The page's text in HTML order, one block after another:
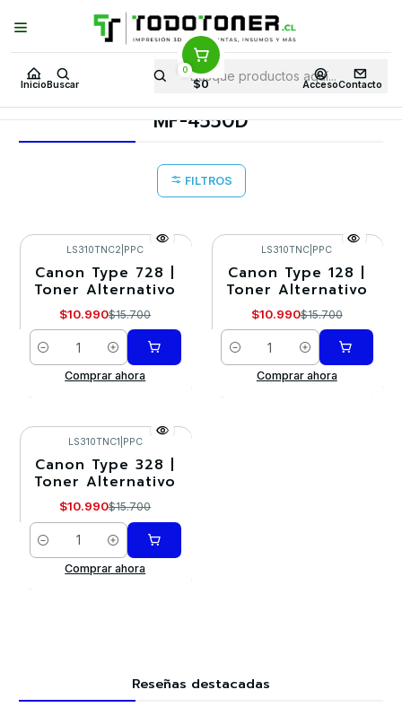
Inicio Buscar
0
$0 AccesoContacto
Puedes Elegir: Comprar enTienda· Despachoa Todo Chile · Retiro en
Tienda en24 Horas
Inicio Toner y tambor Toner Alternativo CANON
Equipos CANON
MF-4550D
FILTROS
-30%
LS310TNC2 PPC
Canon Type 728 |
Toner Alternativo
$10.990$15.700
Cantidad
Comprar ahora
-30%
LS310TNC PPC
Canon Type 128 |
Toner Alternativo
$10.990$15.700
Cantidad
Comprar ahora
-30%
LS310TNC1 PPC
Canon Type 328 |
Toner Alternativo
$10.990$15.700
Cantidad
Comprar ahora
Reseñas destacadas